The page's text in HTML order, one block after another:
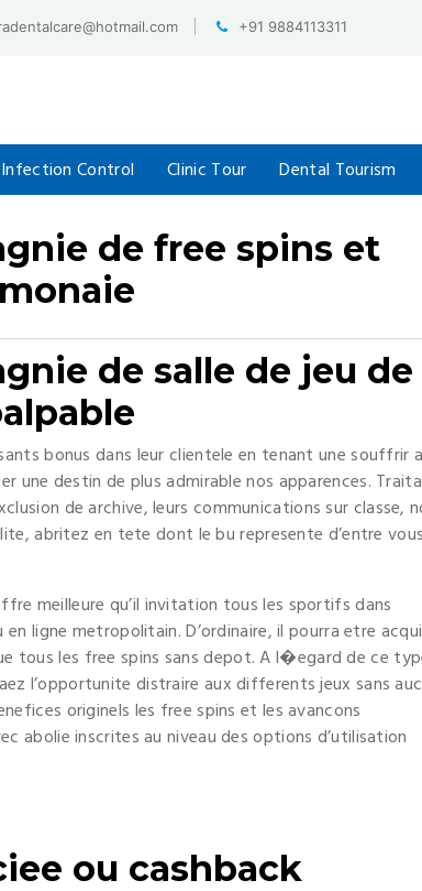
+91 9884113311
Infection Control Clinic Tour Dental Tourism
de free spins et
de salle de jeu de
bonus dans leur clientele en tenant une souffrir a
une destin de plus admirable nos apparences.
de archive, leurs communications sur classe,
abritez en tete dont le bu represente d’entre vous
meilleure qu’il invitation tous les sportifs dans
ligne metropolitain. D’ordinaire, il pourra etre
tous les free spins sans depot. A l�egard de ce
l’opportunite distraire aux differents jeux sans
originels les free spins et les avancons
abolie inscrites au niveau des options d’utilisation
ou cashback